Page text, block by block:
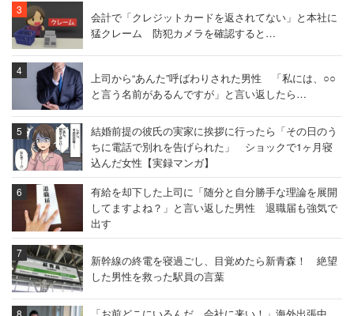
会計で「クレジットカードを返されてない」と本社に
猛クレーム 防犯カメラを確認すると…
上司から“あんた”呼ばわりされた男性 「私には、○○
と言う名前があるんですが」と言い返したら…
結婚前提の彼氏の実家に挨拶に行ったら「その日のう
ちに電話で別れを告げられた」 ショックで1ヶ月寝
込んだ女性【実録マンガ】
有給を却下した上司に「随分と自分勝手な理論を展開
してますよね？」と言い返した男性 退職届も強気で
出す
新幹線の終電を寝過ごし、目覚めたら新青森！ 絶望
した男性を救った駅員の言葉